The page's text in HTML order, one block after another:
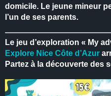
domicile. Le jeune mineur
l’un de ses parents.
Le jeu d’exploration « My
Explore Nice Côte d’Azur
Partez à la découverte des